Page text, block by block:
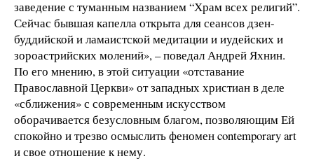
заведение с туманным названием “Храм всех религий”.
Сейчас бывшая капелла открыта для сеансов дзен-
буддийской и ламаистской медитации и иудейских и
зороастрийских молений», – поведал Андрей Яхнин.
По его мнению, в этой ситуации «отставание
Православной Церкви» от западных христиан в деле
«сближения» с современным искусством
оборачивается безусловным благом, позволяющим Ей
спокойно и трезво осмыслить феномен contemporary art
и свое отношение к нему.